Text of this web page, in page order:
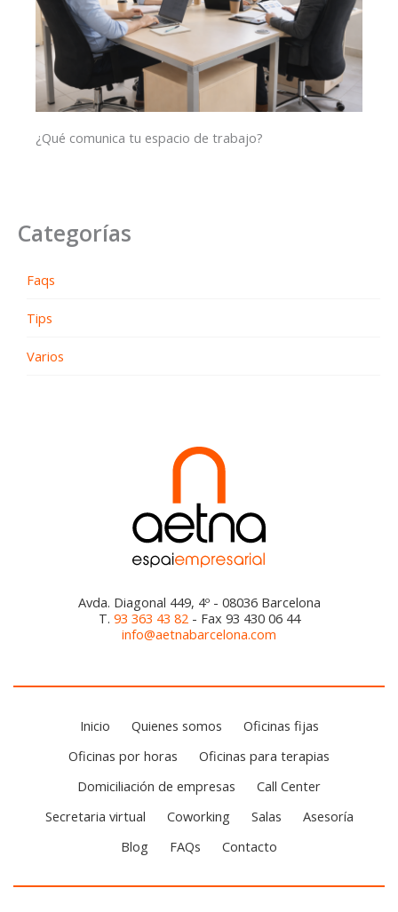
¿Qué comunica tu espacio de trabajo?
Categorías
Faqs
Tips
Varios
Avda. Diagonal 449, 4º - 08036 Barcelona
T. 93 363 43 82 - Fax 93 430 06 44
info@aetnabarcelona.com
Inicio Quienes somos
Oficinas fijas
Oficinas por horas
Oficinas para terapias
Domiciliación de empresas
Call Center
Secretaria virtual
Coworking Salas
Asesoría
Blog
FAQs Contacto